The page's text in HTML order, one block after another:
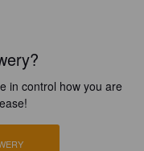
in control how you are